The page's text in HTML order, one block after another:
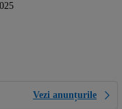
Vezi anunțurile